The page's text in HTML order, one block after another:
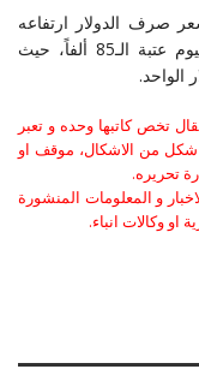
صرف الدولار ارتفاعه
الجنوني في السوق السوداء متخطيا مساء اليوم عتبة الـ85 ألفاً، حيث
تخص كاتبها وحده و تعبر
من الاشكال، موقف او
تحريره.
و المعلومات المنشورة
او وكالات انباء.